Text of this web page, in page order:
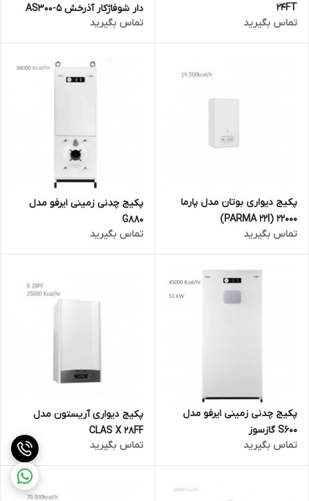
24FT
تماس بگیرید
دار شوفاژکار آذرخش AS300-5
تماس بگیرید
پکیج دیواری بوتان مدل پارما
22000 (PARMA 22I)
تماس بگیرید
پکیج چدنی زمینی ایرفو مدل
G880
تماس بگیرید
پکیج چدنی زمینی ایرفو مدل
S600 گازسوز
تماس بگیرید
پکیج دیواری آریستون مدل
CLAS X 28FF
تماس بگیرید